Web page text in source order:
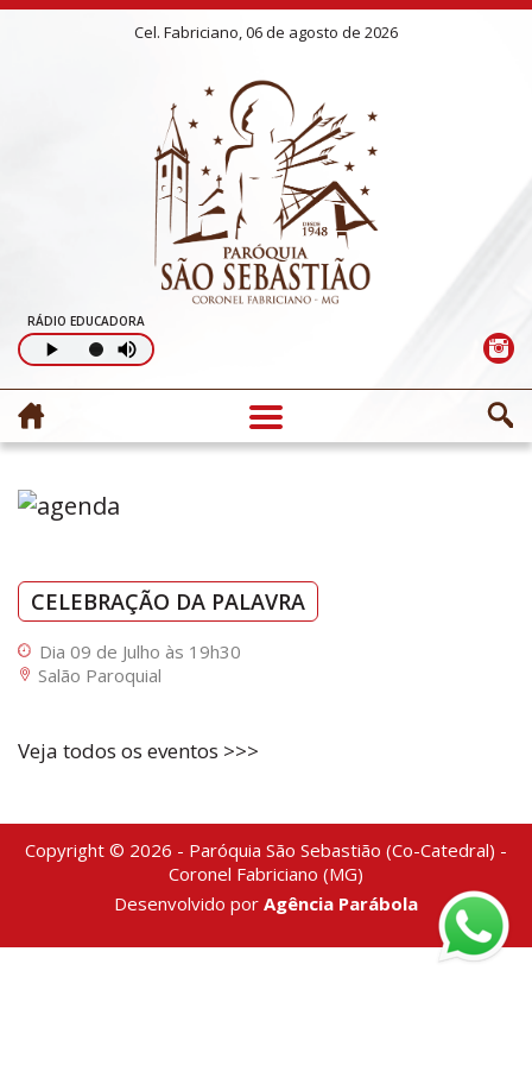
Cel. Fabriciano, 06 de agosto de 2026
RÁDIO EDUCADORA
CELEBRAÇÃO DA PALAVRA
Dia 09 de Julho às 19h30
Salão Paroquial
Veja todos os eventos >>>
Copyright © 2026 - Paróquia São Sebastião (Co-Catedral) -
Coronel Fabriciano (MG)
Desenvolvido por Agência Parábola